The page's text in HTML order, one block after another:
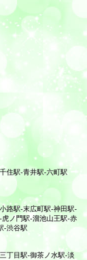
住駅-青井駅-六町駅
路駅-末広町駅-神田駅-
ノ門駅-溜池山王駅-赤
-渋谷駅
丁目駅-御茶ノ水駅-淡